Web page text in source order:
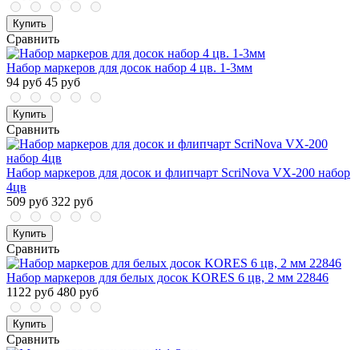
Купить
Сравнить
Набор маркеров для досок набор 4 цв. 1-3мм
94 руб 45 руб
Купить
Сравнить
Набор маркеров для досок и флипчарт ScriNova VX-200 набор
4цв
509 руб 322 руб
Купить
Сравнить
Набор маркеров для белых досок KORES 6 цв, 2 мм 22846
1122 руб 480 руб
Купить
Сравнить